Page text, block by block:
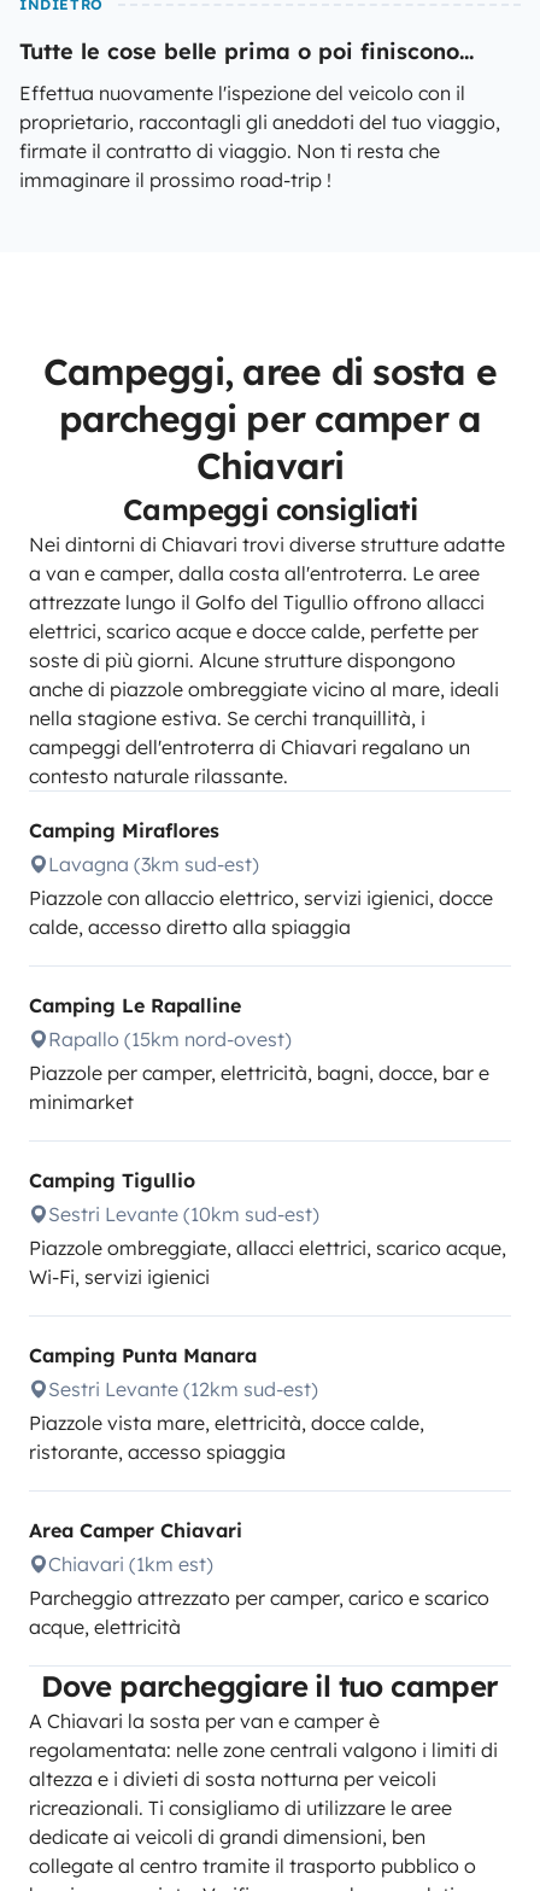
INDIETRO
Tutte le cose belle prima o poi finiscono...
Effettua nuovamente l'ispezione del veicolo con il
proprietario, raccontagli gli aneddoti del tuo viaggio,
firmate il contratto di viaggio. Non ti resta che
immaginare il prossimo road-trip !
Campeggi, aree di sosta e
parcheggi per camper a
Chiavari
Campeggi consigliati
Nei dintorni di Chiavari trovi diverse strutture adatte
a van e camper, dalla costa all'entroterra. Le aree
attrezzate lungo il Golfo del Tigullio offrono allacci
elettrici, scarico acque e docce calde, perfette per
soste di più giorni. Alcune strutture dispongono
anche di piazzole ombreggiate vicino al mare, ideali
nella stagione estiva. Se cerchi tranquillità, i
campeggi dell'entroterra di Chiavari regalano un
contesto naturale rilassante.
Camping Miraflores
Lavagna (3km sud-est)
Piazzole con allaccio elettrico, servizi igienici, docce
calde, accesso diretto alla spiaggia
Camping Le Rapalline
Rapallo (15km nord-ovest)
Piazzole per camper, elettricità, bagni, docce, bar e
minimarket
Camping Tigullio
Sestri Levante (10km sud-est)
Piazzole ombreggiate, allacci elettrici, scarico acque,
Wi-Fi, servizi igienici
Camping Punta Manara
Sestri Levante (12km sud-est)
Piazzole vista mare, elettricità, docce calde,
ristorante, accesso spiaggia
Area Camper Chiavari
Chiavari (1km est)
Parcheggio attrezzato per camper, carico e scarico
acque, elettricità
Dove parcheggiare il tuo camper
A Chiavari la sosta per van e camper è
regolamentata: nelle zone centrali valgono i limiti di
altezza e i divieti di sosta notturna per veicoli
ricreazionali. Ti consigliamo di utilizzare le aree
dedicate ai veicoli di grandi dimensioni, ben
collegate al centro tramite il trasporto pubblico o